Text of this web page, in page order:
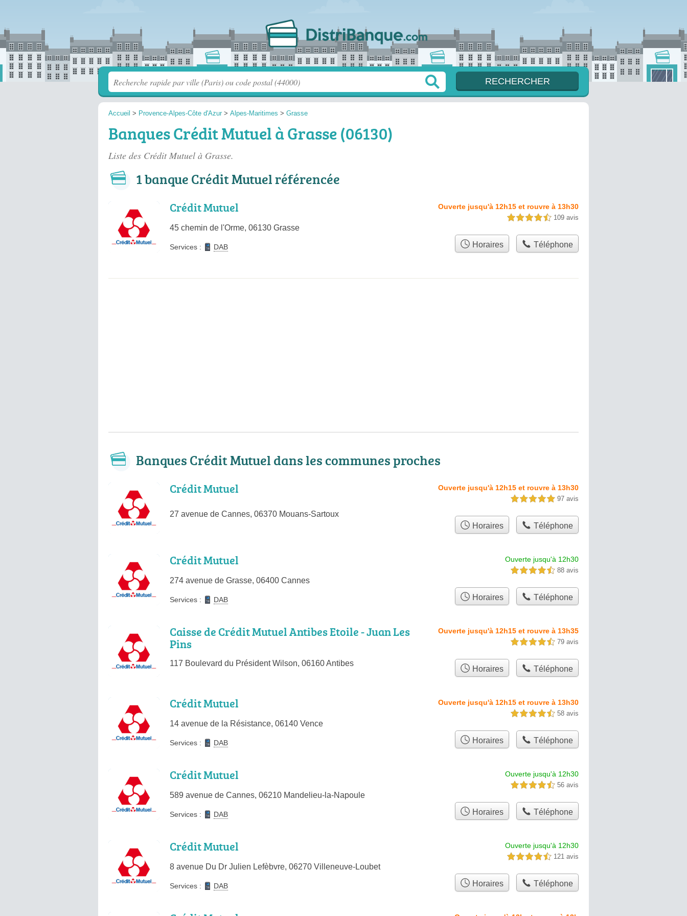
Accueil > Provence-Alpes-Côte d'Azur > Alpes-Maritimes > Grasse
Banques Crédit Mutuel à Grasse (06130)
Liste des Crédit Mutuel à Grasse.
1 banque Crédit Mutuel référencée
Crédit Mutuel
45 chemin de l'Orme, 06130 Grasse
Ouverte jusqu'à 12h15 et rouvre à 13h30
4,5 étoiles sur 5 109 avis
Services : DAB Horaires Téléphone
Banques Crédit Mutuel dans les communes proches
Crédit Mutuel
27 avenue de Cannes, 06370 Mouans-Sartoux
Ouverte jusqu'à 12h15 et rouvre à 13h30
5,0 étoiles sur 5 97 avis
Horaires Téléphone
Crédit Mutuel
274 avenue de Grasse, 06400 Cannes
Ouverte jusqu'à 12h30
4,5 étoiles sur 5 88 avis
Services : DAB Horaires Téléphone
Caisse de Crédit Mutuel Antibes Etoile - Juan Les
Pins
117 Boulevard du Président Wilson, 06160 Antibes
Ouverte jusqu'à 12h15 et rouvre à 13h35
4,5 étoiles sur 5 79 avis
Horaires Téléphone
Crédit Mutuel
14 avenue de la Résistance, 06140 Vence
Ouverte jusqu'à 12h15 et rouvre à 13h30
4,5 étoiles sur 5 58 avis
Services : DAB Horaires Téléphone
Crédit Mutuel
589 avenue de Cannes, 06210 Mandelieu-la-Napoule
Ouverte jusqu'à 12h30
4,5 étoiles sur 5 56 avis
Services : DAB Horaires Téléphone
Crédit Mutuel
8 avenue Du Dr Julien Lefèbvre, 06270 Villeneuve-Loubet
Ouverte jusqu'à 12h30
4,5 étoiles sur 5 121 avis
Services : DAB Horaires Téléphone